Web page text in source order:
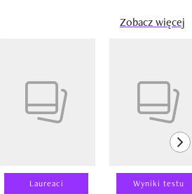
Zobacz więcej
Laureaci Wyniki testu